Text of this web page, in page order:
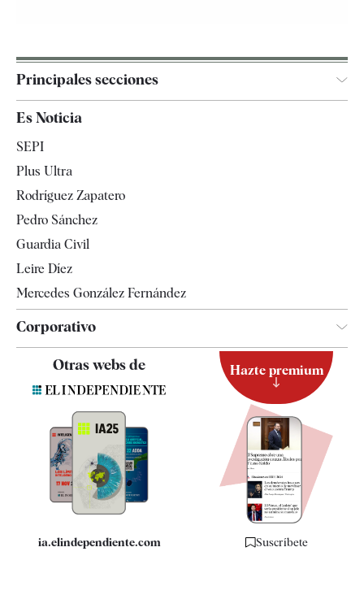
Principales secciones
España
Televisión
Es Noticia
SEPI
Plus Ultra
Rodríguez Zapatero
Pedro Sánchez
Guardia Civil
Leire Díez
Mercedes González Fernández
Corporativo
Contacto
Quiénes somos
Especificaciones
Otras webs de
ia.elindependiente.com
Hazte premium
Suscríbete